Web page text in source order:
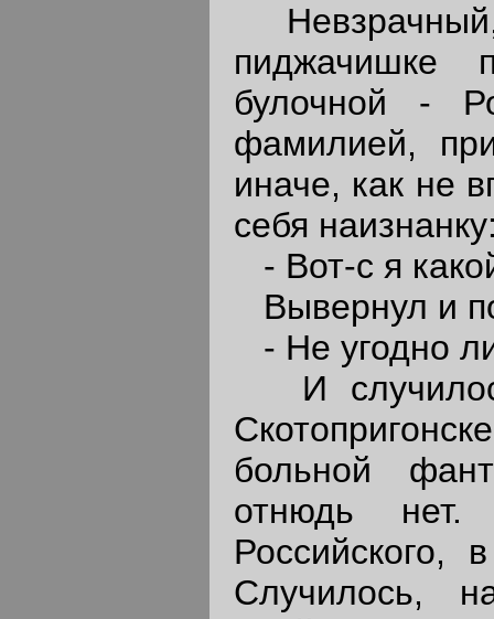
Невзрачный,
пиджачишке
булочной -
фамилией,
иначе, как не
себя
- Вот-с я
Вывернул и
- Не угодно
И
больной
отнюдь
Российского,
Случилось,